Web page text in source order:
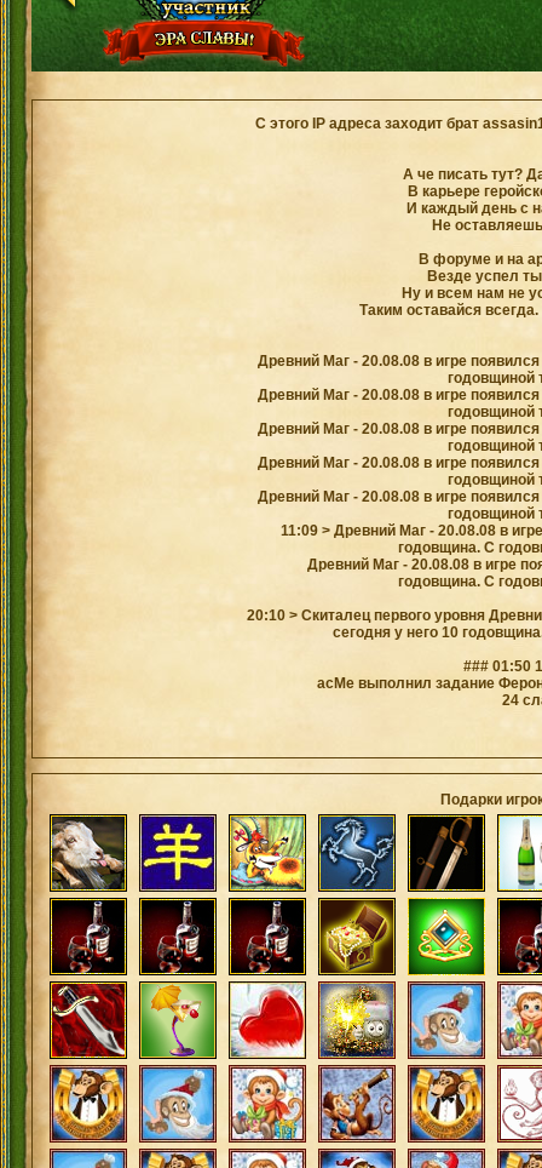
С этого IP адреса заходит брат
А че писать тут?
В карьере
И каждый день с
Не
В форуме и на
Везде успел
Ну и всем нам не
Таким оставайся
Древний Маг - 20.08.08 в игре
годовщиной
Древний Маг - 20.08.08 в игре
годовщиной
Древний Маг - 20.08.08 в игре
годовщиной
Древний Маг - 20.08.08 в игре
годовщиной
Древний Маг - 20.08.08 в игре
годовщиной
11:09 > Древний Маг - 20.08.08 в
годовщина. С
Древний Маг - 20.08.08 в игре
годовщина. С
20:10 > Скиталец первого уровня
сегодня у него 10
### 01:50
acMe выполнил задание
24
Подарки